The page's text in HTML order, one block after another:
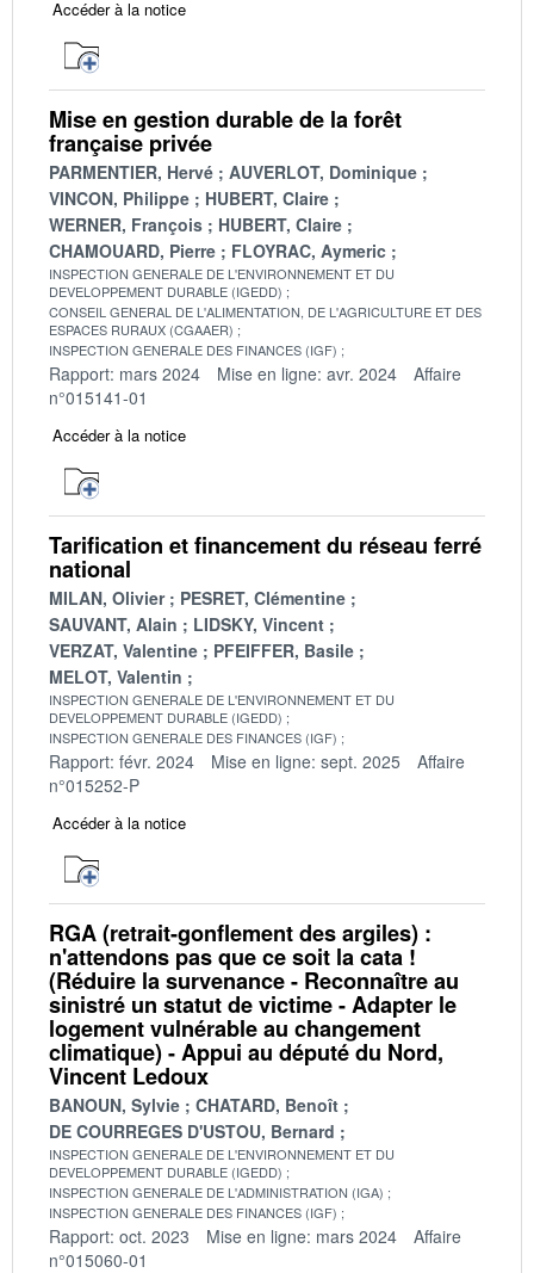
Accéder à la notice
Mise en gestion durable de la forêt
française privée
PARMENTIER, Hervé
AUVERLOT, Dominique
VINCON, Philippe
HUBERT, Claire
WERNER, François
HUBERT, Claire
CHAMOUARD, Pierre
FLOYRAC, Aymeric
INSPECTION GENERALE DE L'ENVIRONNEMENT ET DU
DEVELOPPEMENT DURABLE (IGEDD)
CONSEIL GENERAL DE L'ALIMENTATION, DE L'AGRICULTURE ET DES
ESPACES RURAUX (CGAAER)
INSPECTION GENERALE DES FINANCES (IGF)
Rapport: mars 2024 Mise en ligne: avr. 2024
Affaire
n°015141-01
Accéder à la notice
Tarification et financement du réseau ferré
national
MILAN, Olivier
PESRET, Clémentine
SAUVANT, Alain
LIDSKY, Vincent
VERZAT, Valentine
PFEIFFER, Basile
MELOT, Valentin
INSPECTION GENERALE DE L'ENVIRONNEMENT ET DU
DEVELOPPEMENT DURABLE (IGEDD)
INSPECTION GENERALE DES FINANCES (IGF)
Rapport: févr. 2024 Mise en ligne: sept. 2025
Affaire
n°015252-P
Accéder à la notice
RGA (retrait-gonflement des argiles) :
n'attendons pas que ce soit la cata !
(Réduire la survenance - Reconnaître au
sinistré un statut de victime - Adapter le
logement vulnérable au changement
climatique) - Appui au député du Nord,
Vincent Ledoux
BANOUN, Sylvie
CHATARD, Benoît
DE COURREGES D'USTOU, Bernard
INSPECTION GENERALE DE L'ENVIRONNEMENT ET DU
DEVELOPPEMENT DURABLE (IGEDD)
INSPECTION GENERALE DE L'ADMINISTRATION (IGA)
INSPECTION GENERALE DES FINANCES (IGF)
Rapport: oct. 2023 Mise en ligne: mars 2024
Affaire
n°015060-01